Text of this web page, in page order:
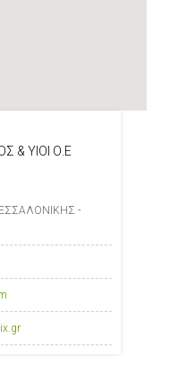
& ΥΙΟΙ Ο.Ε
-